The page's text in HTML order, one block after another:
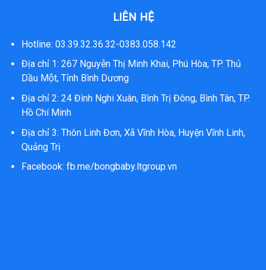
LIÊN HỆ
Hotline: 03.39.32.36.32-0383.058.142
Địa chỉ 1: 267 Nguyễn Thị Minh Khai, Phú Hòa, TP. Thủ
Dầu Một, Tỉnh Bình Dương
Địa chỉ 2: 24 Đình Nghi Xuân, Bình Trị Đông, Bình Tân, TP.
Hồ Chí Minh
Địa chỉ 3: Thôn Linh Đơn, Xã Vĩnh Hòa, Huyện Vĩnh Linh,
Quảng Trị
Facebook: fb.me/bongbaby.ltgroup.vn